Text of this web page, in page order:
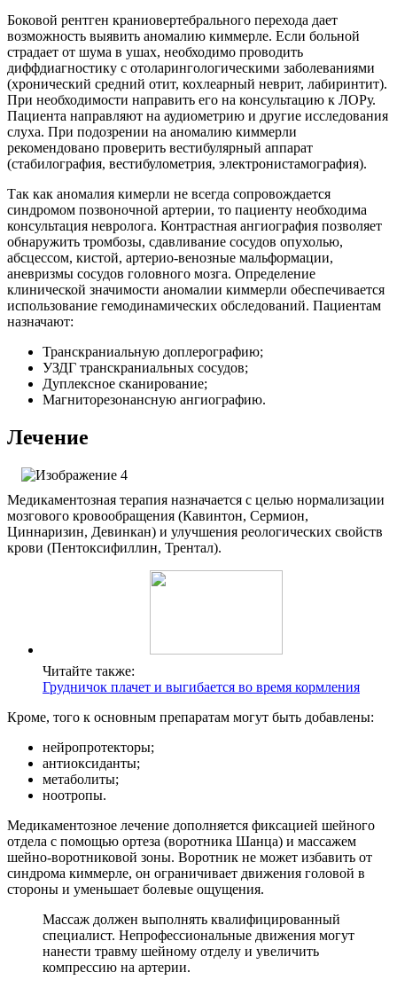
Боковой рентген краниовертебрального перехода дает
возможность выявить аномалию киммерле. Если больной
страдает от шума в ушах, необходимо проводить
диффдиагностику с отоларингологическими заболеваниями
(хронический средний отит, кохлеарный неврит, лабиринтит).
При необходимости направить его на консультацию к ЛОРу.
Пациента направляют на аудиометрию и другие исследования
слуха. При подозрении на аномалию киммерли
рекомендовано проверить вестибулярный аппарат
(стабилография, вестибулометрия, электронистамография).
Так как аномалия кимерли не всегда сопровождается
синдромом позвоночной артерии, то пациенту необходима
консультация невролога. Контрастная ангиография позволяет
обнаружить тромбозы, сдавливание сосудов опухолью,
абсцессом, кистой, артерио-венозные мальформации,
аневризмы сосудов головного мозга. Определение
клинической значимости аномалии киммерли обеспечивается
использование гемодинамических обследований. Пациентам
назначают:
Транскраниальную доплерографию;
УЗДГ транскраниальных сосудов;
Дуплексное сканирование;
Магниторезонансную ангиографию.
Лечение
Медикаментозная терапия назначается с целью нормализации
мозгового кровообращения (Кавинтон, Сермион,
Циннаризин, Девинкан) и улучшения реологических свойств
крови (Пентоксифиллин, Трентал).
Читайте также:
Грудничок плачет и выгибается во время кормления
Кроме, того к основным препаратам могут быть добавлены:
нейропротекторы;
антиоксиданты;
метаболиты;
ноотропы.
Медикаментозное лечение дополняется фиксацией шейного
отдела с помощью ортеза (воротника Шанца) и массажем
шейно-воротниковой зоны. Воротник не может избавить от
синдрома киммерле, он ограничивает движения головой в
стороны и уменьшает болевые ощущения.
Массаж должен выполнять квалифицированный
специалист. Непрофессиональные движения могут
нанести травму шейному отделу и увеличить
компрессию на артерии.